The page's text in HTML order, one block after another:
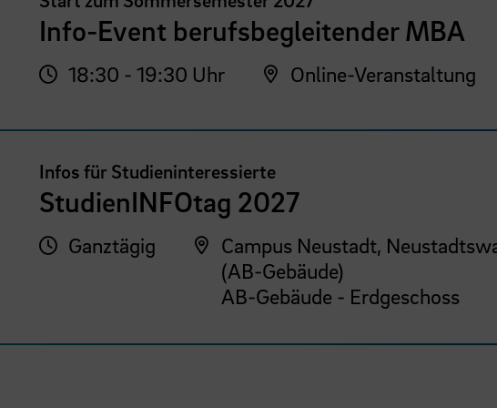
Info-Event berufsbegleitender MBA
18:30 - 19:30 Uhr Online-Veranstaltung
Infos für Studieninteressierte
StudienINFOtag 2027
Ganztägig
Campus Neustadt,
(AB-Gebäude)
AB-Gebäude - Erdgeschoss